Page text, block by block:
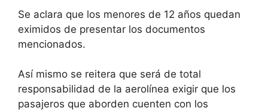
Se aclara que los menores de 12 años quedan
eximidos de presentar los documentos
mencionados.
Así mismo se reitera que será de total
responsabilidad de la aerolínea exigir que los
pasajeros que aborden cuenten con los